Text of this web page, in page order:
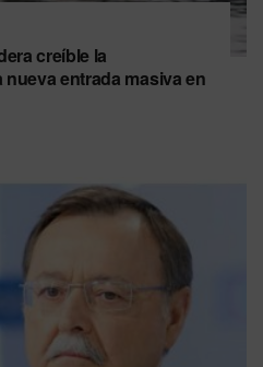
creíble la
entrada masiva en